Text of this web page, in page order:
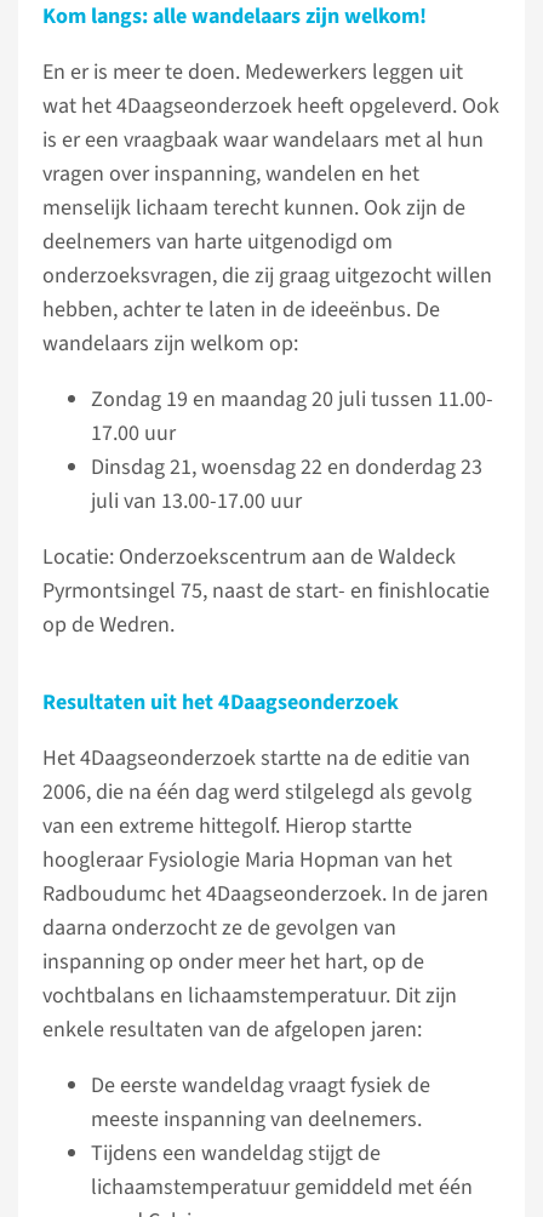
Kom langs: alle wandelaars zijn welkom!
En er is meer te doen. Medewerkers leggen uit
wat het 4Daagseonderzoek heeft opgeleverd. Ook
is er een vraagbaak waar wandelaars met al hun
vragen over inspanning, wandelen en het
menselijk lichaam terecht kunnen. Ook zijn de
deelnemers van harte uitgenodigd om
onderzoeksvragen, die zij graag uitgezocht willen
hebben, achter te laten in de ideeënbus. De
wandelaars zijn welkom op:
Zondag 19 en maandag 20 juli tussen 11.00-
17.00 uur
Dinsdag 21, woensdag 22 en donderdag 23
juli van 13.00-17.00 uur
Locatie: Onderzoekscentrum aan de Waldeck
Pyrmontsingel 75, naast de start- en finishlocatie
op de Wedren.
Resultaten uit het 4Daagseonderzoek
Het 4Daagseonderzoek startte na de editie van
2006, die na één dag werd stilgelegd als gevolg
van een extreme hittegolf. Hierop startte
hoogleraar Fysiologie Maria Hopman van het
Radboudumc het 4Daagseonderzoek. In de jaren
daarna onderzocht ze de gevolgen van
inspanning op onder meer het hart, op de
vochtbalans en lichaamstemperatuur. Dit zijn
enkele resultaten van de afgelopen jaren:
De eerste wandeldag vraagt fysiek de
meeste inspanning van deelnemers.
Tijdens een wandeldag stijgt de
lichaamstemperatuur gemiddeld met één